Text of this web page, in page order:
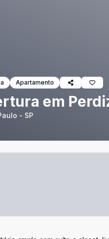
Apartamento
em
- SP